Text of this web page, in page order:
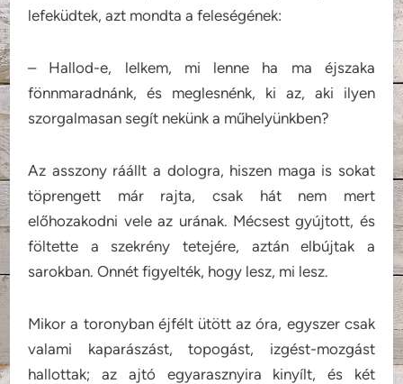
lefeküdtek, azt mondta a feleségének:
– Hallod-e, lelkem, mi lenne ha ma éjszaka
fönnmaradnánk, és meglesnénk, ki az, aki ilyen
szorgalmasan segít nekünk a műhelyünkben?
Az asszony ráállt a dologra, hiszen maga is sokat
töprengett már rajta, csak hát nem mert
előhozakodni vele az urának. Mécsest gyújtott, és
föltette a szekrény tetejére, aztán elbújtak a
sarokban. Onnét figyelték, hogy lesz, mi lesz.
Mikor a toronyban éjfélt ütött az óra, egyszer csak
valami kaparászást, topogást, izgést-mozgást
hallottak; az ajtó egyarasznyira kinyílt, és két